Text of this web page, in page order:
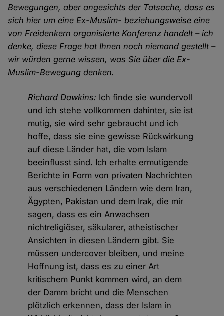
Bewegungen, aber angesichts der Tatsache, dass es
sich hier um eine Ex-Muslim- beziehungsweise eine
von Freidenkern organisierte Konferenz handelt – ich
denke, diese Frage hat Ihnen noch niemand gestellt –
wir würden gerne wissen, was Sie über die Ex-
Muslim-Bewegung denken.
Richard Dawkins: Ich finde sie wundervoll
und ich stehe vollkommen dahinter, sie ist
mutig, sie wird sehr gebraucht und ich
hoffe, dass sie eine gewisse Rückwirkung
auf diese Länder hat, die vom Islam
beeinflusst sind. Ich erhalte ermutigende
Berichte in Form von privaten Nachrichten
aus verschiedenen Ländern wie dem Iran,
Ägypten, Pakistan und dem Irak, die mir
sagen, dass es ein Anwachsen
nichtreligiöser, säkularer, atheistischer
Ansichten in diesen Ländern gibt. Sie
müssen undercover bleiben, und meine
Hoffnung ist, dass es zu einer Art
kritischem Punkt kommen wird, an dem
der Damm bricht und die Menschen
plötzlich erkennen, dass der Islam in